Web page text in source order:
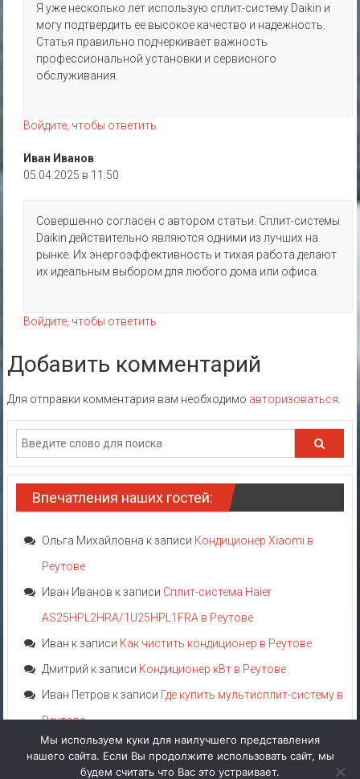
Я уже несколько лет использую сплит-систему Daikin и
могу подтвердить ее высокое качество и надежность.
Статья правильно подчеркивает важность
профессиональной установки и сервисного
обслуживания.
Войдите, чтобы ответить
Иван Иванов:
05.04.2025 в 11:50
Совершенно согласен с автором статьи. Сплит-системы
Daikin действительно являются одними из лучших на
рынке. Их энергоэффективность и тихая работа делают
их идеальным выбором для любого дома или офиса.
Войдите, чтобы ответить
Добавить комментарий
Для отправки комментария вам необходимо авторизоваться
Впечатления наших гостей:
Ольга Михайловна к записи Кондиционер Xiaomi в
Реутове
Иван Иванов к записи Сплит-система Haier
AS25HPL2HRA/1U25HPL1FRA в Реутове
Иван к записи Как чистить кондиционер в Реутове
Дмитрий к записи Кондиционер кВт в Реутове
Иван Петров к записи Где купить мультисплит-систему в
Реутове
Акция!Категории Теги АттрибутыПроизводители
Мы используем куки для наилучшего представления
нашего сайта. Если Вы продолжите использовать сайт, мы
будем считать что Вас это устраивает.